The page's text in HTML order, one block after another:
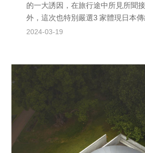
的一大誘因，在旅行途中所見所聞
外，這次也特別嚴選3 家體現日本
宿，期望以自家飯店的特色，成為介
2024-03-19